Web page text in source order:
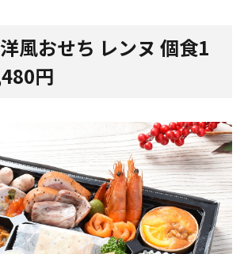
風おせち レンヌ 個食1
円